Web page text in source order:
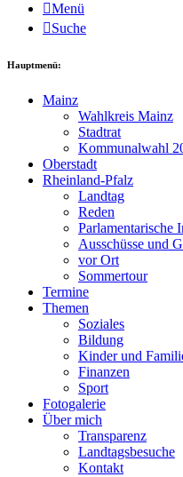
Menü
Suche
Hauptmenü:
Mainz
Wahlkreis Mainz
Stadtrat
Kommunalwahl
Oberstadt
Rheinland-Pfalz
Landtag
Reden
Parlamentarische
Ausschüsse und
vor Ort
Sommertour
Termine
Themen
Soziales
Bildung
Kinder und
Finanzen
Sport
Fotogalerie
Über mich
Transparenz
Landtagsbesuche
Kontakt